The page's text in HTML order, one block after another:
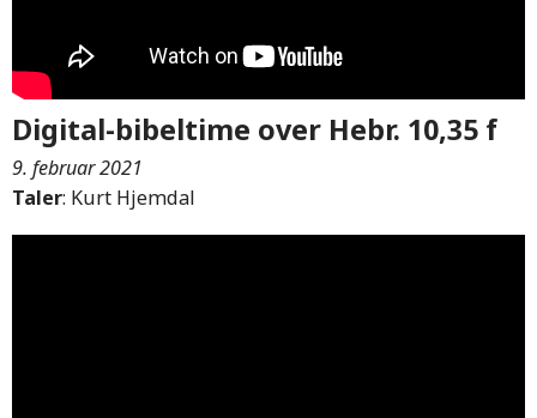
Digital-bibeltime over Hebr. 10,35 f
9. februar 2021
Taler: Kurt Hjemdal